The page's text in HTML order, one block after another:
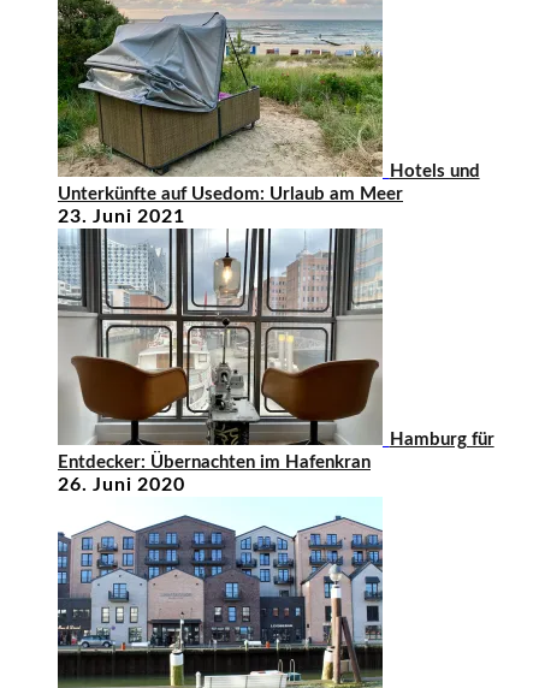
Hotels und
Unterkünfte auf Usedom: Urlaub am Meer
23. Juni 2021
Hamburg für
Entdecker: Übernachten im Hafenkran
26. Juni 2020